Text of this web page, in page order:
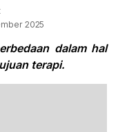
2025
dalam hal
terapi.